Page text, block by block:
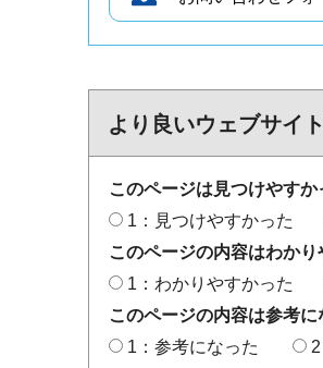
より良いウェブサイ
このページは見つけやすか
1：見つけやすかった
このページの内容はわか
1：わかりやすかった
このページの内容は参考に
1：参考になった